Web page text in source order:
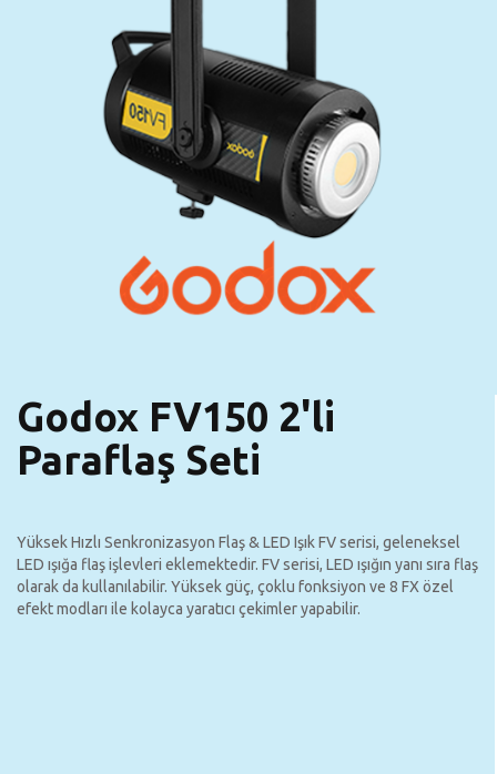
Godox FV150 2'li
Paraflaş Seti
Yüksek Hızlı Senkronizasyon Flaş & LED Işık FV serisi, geleneksel
LED ışığa flaş işlevleri eklemektedir. FV serisi, LED ışığın yanı sıra flaş
olarak da kullanılabilir. Yüksek güç, çoklu fonksiyon ve 8 FX özel
efekt modları ile kolayca yaratıcı çekimler yapabilir.